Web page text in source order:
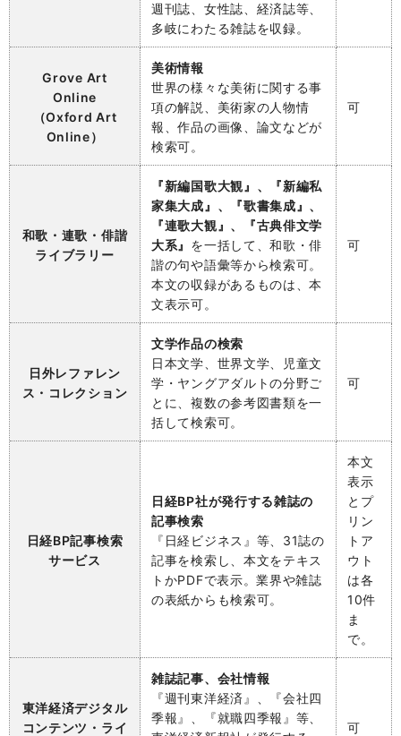
週刊誌、女性誌、経済誌等、
多岐にわたる雑誌を収録。
Grove Art
Online
（Oxford Art
Online）
美術情報
世界の様々な美術に関する事
項の解説、美術家の人物情
報、作品の画像、論文などが
検索可。
可
和歌・連歌・俳諧
ライブラリー
『新編国歌大観』、『新編私
家集大成』、『歌書集成』、
『連歌大観』、『古典俳文学
大系』 を一括して、和歌・俳
諧の句や語彙等から検索可。
本文の収録があるものは、本
文表示可。
可
日外レファレン
ス・コレクション
文学作品の検索
日本文学、世界文学、児童文
学・ヤングアダルトの分野ご
とに、複数の参考図書類を一
括して検索可。
可
日経BP記事検索
サービス
日経BP社が発行する雑誌の
記事検索
『日経ビジネス』等、31誌の
記事を検索し、本文をテキス
トかPDFで表示。業界や雑誌
の表紙からも検索可。
本文
表示
とプ
リン
トア
ウト
は各
10件
ま
で。
東洋経済デジタル
コンテンツ・ライ
雑誌記事、会社情報
『週刊東洋経済』、『会社四
季報』、『就職四季報』等、
可